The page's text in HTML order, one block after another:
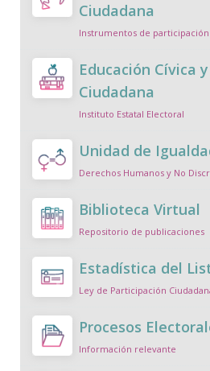
Ciudadana
Instrumentos de participación
Educación Cívica
Ciudadana
Instituto Estatal Electoral
Unidad de
Derechos Humanos y No
Biblioteca Virtual
Repositorio de publicaciones
Estadística del
Ley de Participación
Procesos
Información relevante